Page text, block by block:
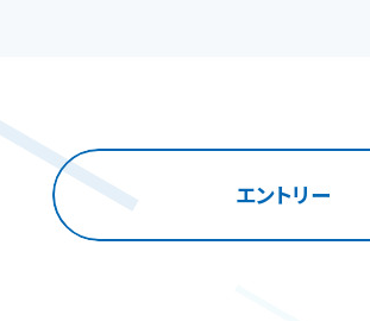
エントリー